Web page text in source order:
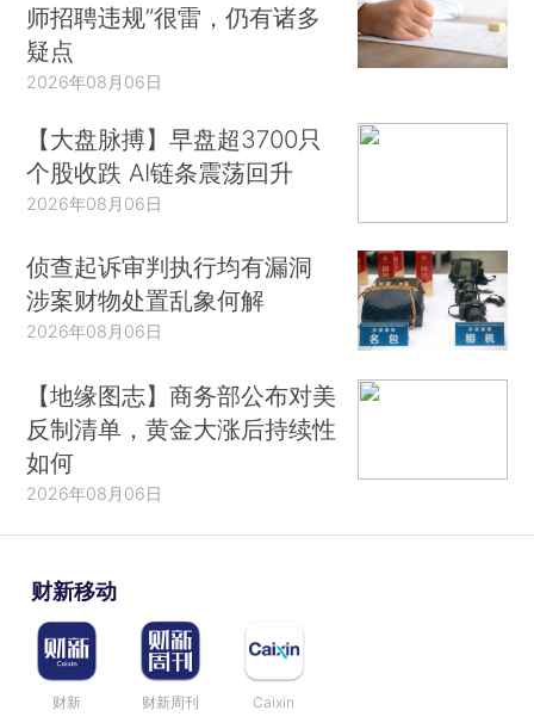
师招聘违规”很雷，仍有诸多
疑点
2026年08月06日
【大盘脉搏】早盘超3700只
个股收跌 AI链条震荡回升
2026年08月06日
侦查起诉审判执行均有漏洞
涉案财物处置乱象何解
2026年08月06日
【地缘图志】商务部公布对美
反制清单，黄金大涨后持续性
如何
2026年08月06日
财新移动
财新 财新周刊 Caixin